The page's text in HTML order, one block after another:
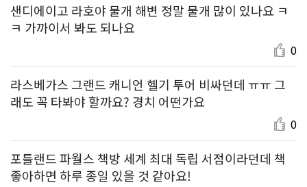
샌디에이고 라호야 물개 해변 정말 물개 많이 있나요 ㅋ
ㅋ 가까이서 봐도 되나요
0
라스베가스 그랜드 캐니언 헬기 투어 비싸던데 ㅠㅠ 그
래도 꼭 타봐야 할까요? 경치 어떤가요
0
포틀랜드 파월스 책방 세계 최대 독립 서점이라던데 책
좋아하면 하루 종일 있을 것 같아요!